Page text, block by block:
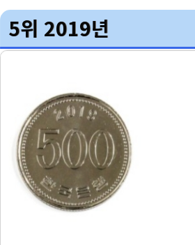
5위 2019년